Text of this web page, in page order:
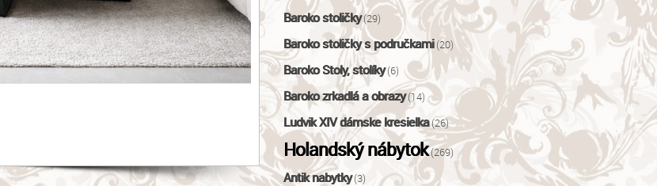
Baroko stoličky(29)
Baroko stoličky s područkami(20)
Baroko Stoly, stolíky(6)
Baroko zrkadlá a obrazy(14)
Ludvik XIV dámske kresielka(26)
Holandský nábytok(269)
Antik nabytky(3)